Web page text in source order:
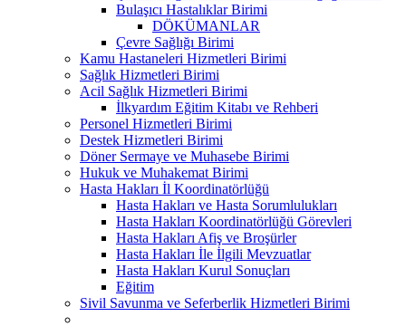
Bulaşıcı Hastalıklar Birimi
DÖKÜMANLAR
Çevre Sağlığı Birimi
Kamu Hastaneleri Hizmetleri Birimi
Sağlık Hizmetleri Birimi
Acil Sağlık Hizmetleri Birimi
İlkyardım Eğitim Kitabı ve Rehberi
Personel Hizmetleri Birimi
Destek Hizmetleri Birimi
Döner Sermaye ve Muhasebe Birimi
Hukuk ve Muhakemat Birimi
Hasta Hakları İl Koordinatörlüğü
Hasta Hakları ve Hasta Sorumlulukları
Hasta Hakları Koordinatörlüğü Görevleri
Hasta Hakları Afiş ve Broşürler
Hasta Hakları İle İlgili Mevzuatlar
Hasta Hakları Kurul Sonuçları
Eğitim
Sivil Savunma ve Seferberlik Hizmetleri Birimi